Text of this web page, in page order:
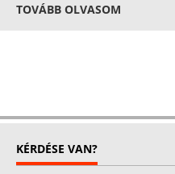
TOVÁBB OLVASOM
KÉRDÉSE VAN?